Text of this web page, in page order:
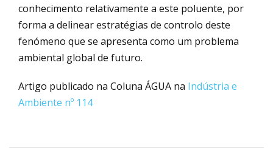
conhecimento relativamente a este poluente, por
forma a delinear estratégias de controlo deste
fenómeno que se apresenta como um problema
ambiental global de futuro.
Artigo publicado na Coluna ÁGUA na Indústria e
Ambiente nº 114